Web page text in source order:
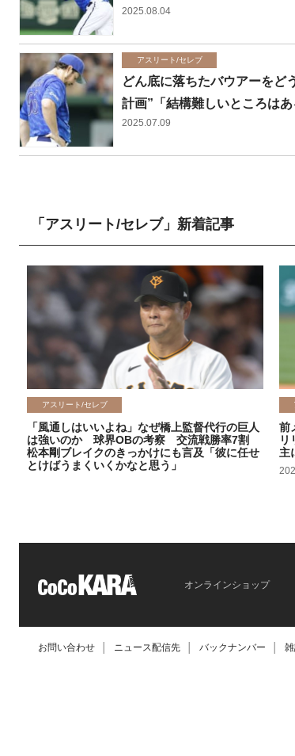
2025.08.04
アスリート/セレブ
どん底に落ちたバウアーをど
計画”「結構難しいところはあ
2025.07.09
「アスリート/セレブ」新着記事
アスリート/セレブ
「風通しはいいよね」なぜ橋上監督代行の巨人
は強いのか 球界OBの考察 交流戦勝率7割
松本剛ブレイクのきっかけにも言及「彼に任せ
とけばうまくいくかなと思う」
前
主
オンラインショップ
お問い合わせ ニュース配信先 バックナンバー